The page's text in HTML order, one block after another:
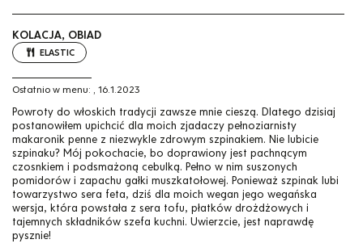
KOLACJA, OBIAD
ELASTIC
Ostatnio w menu: , 16.1.2023
Powroty do włoskich tradycji zawsze mnie cieszą. Dlatego dzisiaj
postanowiłem upichcić dla moich zjadaczy pełnoziarnisty
makaronik penne z niezwykle zdrowym szpinakiem. Nie lubicie
szpinaku? Mój pokochacie, bo doprawiony jest pachnącym
czosnkiem i podsmażoną cebulką. Pełno w nim suszonych
pomidorów i zapachu gałki muszkatołowej. Ponieważ szpinak lubi
towarzystwo sera feta, dziś dla moich wegan jego wegańska
wersja, która powstała z sera tofu, płatków drożdżowych i
tajemnych składników szefa kuchni. Uwierzcie, jest naprawdę
pysznie!